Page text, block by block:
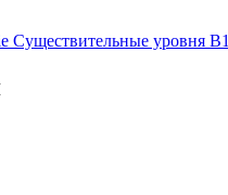
Существительные уровня B1